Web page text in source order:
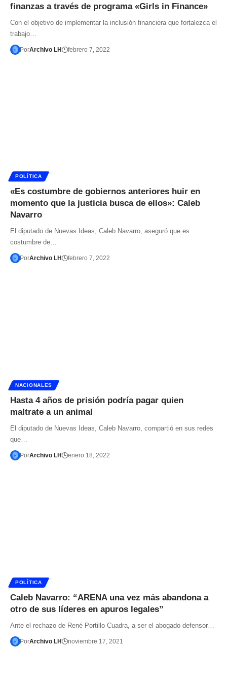
finanzas a través de programa «Girls in Finance»
Con el objetivo de implementar la inclusión financiera que fortalezca el
trabajo…
PorArchivo LH febrero 7, 2022
POLÍTICA
«Es costumbre de gobiernos anteriores huir en
momento que la justicia busca de ellos»: Caleb
Navarro
El diputado de Nuevas Ideas, Caleb Navarro, aseguró que es
costumbre de…
PorArchivo LH febrero 7, 2022
NACIONALES
Hasta 4 años de prisión podría pagar quien
maltrate a un animal
El diputado de Nuevas Ideas, Caleb Navarro, compartió en sus redes
que…
PorArchivo LH enero 18, 2022
POLÍTICA
Caleb Navarro: “ARENA una vez más abandona a
otro de sus líderes en apuros legales”
Ante el rechazo de René Portillo Cuadra, a ser el abogado defensor…
PorArchivo LH noviembre 17, 2021